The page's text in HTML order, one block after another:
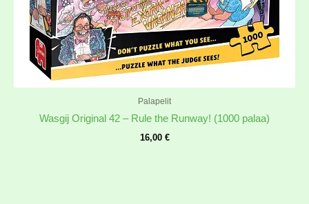
Palapelit
Wasgij Original 42 – Rule the Runway! (1000 palaa)
16,00 €